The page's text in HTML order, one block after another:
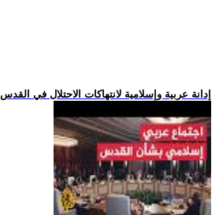
.. إدانة عربية وإسلامية لانتهاكات الاحتلال في القدس